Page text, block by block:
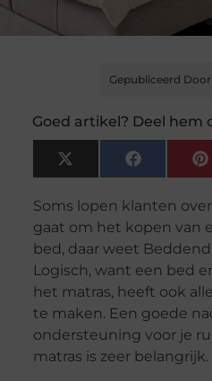
Gepubliceerd
Goed artikel? Deel hem
X
(Twitter)
Facebook
Soms lopen klanten
gaat om het kopen van
bed, daar weet
Logisch, want een bed
het matras, heeft ook
te maken. Een goede
ondersteuning voor je
matras is zeer belangrijk.